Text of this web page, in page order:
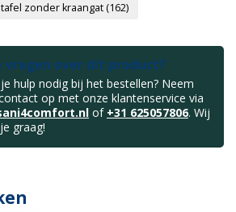
zonder kraangat(162)
vragen over dit product?
hulp nodig bij het bestellen? Neem
op met onze klantenservice via
of +31 625057806. Wij
graag!